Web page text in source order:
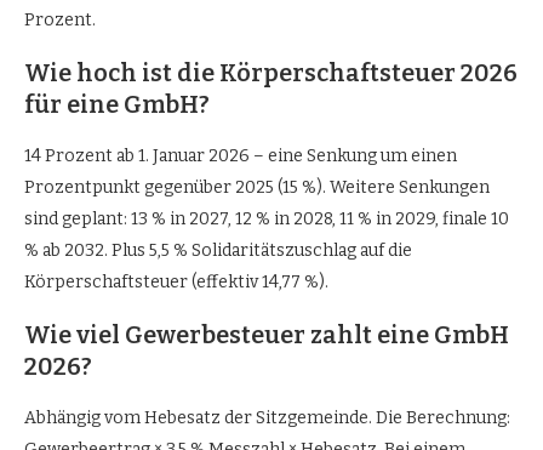
Prozent.
Wie hoch ist die Körperschaftsteuer 2026
für eine GmbH?
14 Prozent ab 1. Januar 2026 – eine Senkung um einen
Prozentpunkt gegenüber 2025 (15 %). Weitere Senkungen
sind geplant: 13 % in 2027, 12 % in 2028, 11 % in 2029, finale 10
% ab 2032. Plus 5,5 % Solidaritätszuschlag auf die
Körperschaftsteuer (effektiv 14,77 %).
Wie viel Gewerbesteuer zahlt eine GmbH
2026?
Abhängig vom Hebesatz der Sitzgemeinde. Die Berechnung: